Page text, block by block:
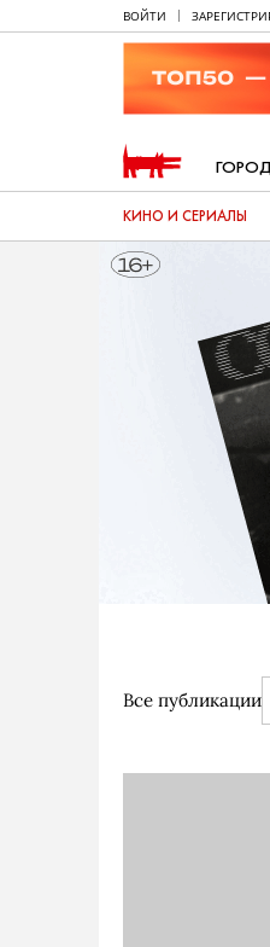
ВОЙТИ
КИНО И СЕРИАЛЫ
Все публикации